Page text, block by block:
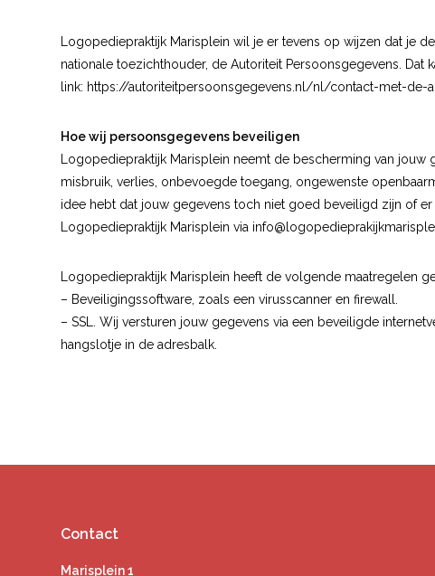
Logopediepraktijk Marisplein wil je er tevens op wijzen dat je
nationale toezichthouder, de Autoriteit Persoonsgegevens. Dat
link: https://autoriteitpersoonsgegevens.nl/nl/contact-met-de-
Hoe wij persoonsgegevens beveiligen
Logopediepraktijk Marisplein neemt de bescherming van
misbruik, verlies, onbevoegde toegang, ongewenste
idee hebt dat jouw gegevens toch niet goed beveiligd zijn of
Logopediepraktijk Marisplein via
Logopediepraktijk Marisplein heeft de volgende maatregelen
– Beveiligingssoftware, zoals een virusscanner en firewall.
– SSL. Wij versturen jouw gegevens via een beveiligde
hangslotje in de adresbalk.
Contact
Marisplein 1